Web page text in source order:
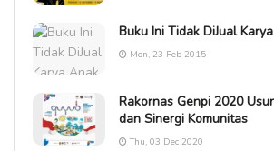
Buku Ini Tidak DiJual
Mon, 23 Feb 2015
Rakornas Genpi 2020
dan Sinergi Komunitas
Thu, 03 Dec 2020